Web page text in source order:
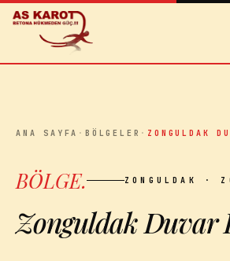
İçeriğe atla
ANA SAYFA ·BÖLGELER · ZONGULDAK
BÖLGE. ZONGULDAK ·
Zonguldak Duvar